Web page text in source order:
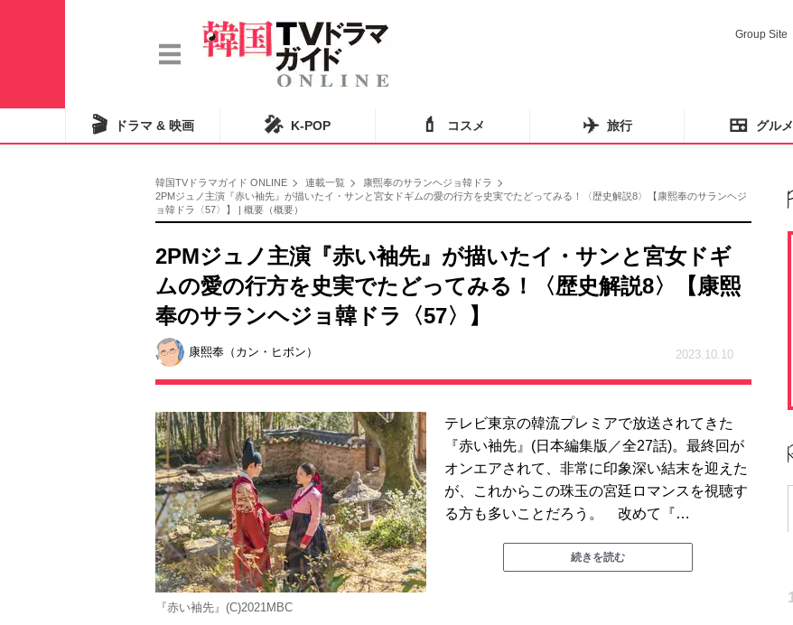
Group Site
🎬 ドラマ & 映画 🎤 K-POP 💄 コスメ ✈️ 旅行 🍱 グルメ
韓国TVドラマガイド ONLINE 連載一覧
康煕奉のサランヘジョ韓ドラ
2PMジュノ主演『赤い袖先』が描いたイ・サンと宮女ドギムの愛の行方を史実でたどってみる！〈歴史解説8〉【康熙奉のサランヘジ
ョ韓ドラ〈57〉】 | 概要（概要）
2PMジュノ主演『赤い袖先』が描いたイ・サンと宮女ドギ
ムの愛の行方を史実でたどってみる！〈歴史解説8〉【康熙
奉のサランヘジョ韓ドラ〈57〉】
康熙奉（カン・ヒボン） 2023.10.10
『赤い袖先』(C)2021MBC
テレビ東京の韓流プレミアで放送されてきた
『赤い袖先』(日本編集版／全27話)。最終回が
オンエアされて、非常に印象深い結末を迎えた
が、これからこの珠玉の宮廷ロマンスを視聴す
る方も多いことだろう。 改めて『…
続きを読む